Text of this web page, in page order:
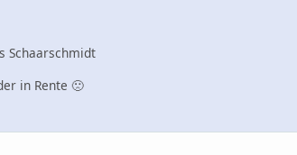
Schaarschmidt
in Rente 🙁